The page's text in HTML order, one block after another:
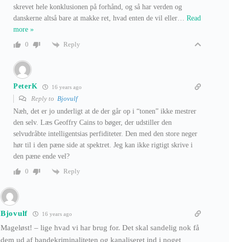
skrevet hele konklusionen på forhånd, og så har verden og
danskerne altså bare at makke ret, hvad enten de vil eller
Read
more »
0
Reply
PeterK 16 years ago
Reply to Bjovulf
Næh, det er jo underligt at de der går op i “tonen” ikke mestrer
den selv. Læs Geoffry Cains to bøger, der udstiller den
selvudråbte intelligentsias perfiditeter. Den med den store neger
hør til i den pæne side at spektret. Jeg kan ikke rigtigt skrive i
den pæne ende vel?
0
Reply
Bjovulf 16 years ago
Mageløst! – lige hvad vi har brug for. Det skal sandelig nok få
dem ud af bandekriminaliteten og kanaliseret ind i noget